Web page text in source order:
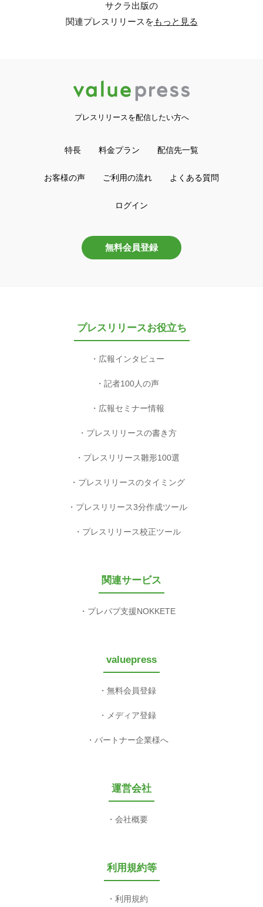
サクラ出版の
関連プレスリリースをもっと見る
プレスリリースを配信したい方へ
特長 料金プラン 配信先一覧
お客様の声 ご利用の流れ よくある質問
ログイン
無料会員登録
プレスリリースお役立ち
広報インタビュー
記者100人の声
広報セミナー情報
プレスリリースの書き方
プレスリリース雛形100選
プレスリリースのタイミング
プレスリリース3分作成ツール
プレスリリース校正ツール
関連サービス
プレパブ支援NOKKETE
valuepress
無料会員登録
メディア登録
パートナー企業様へ
運営会社
会社概要
利用規約等
利用規約